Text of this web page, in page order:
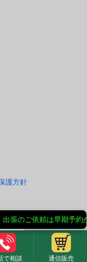
で相談 通信販売
護方針